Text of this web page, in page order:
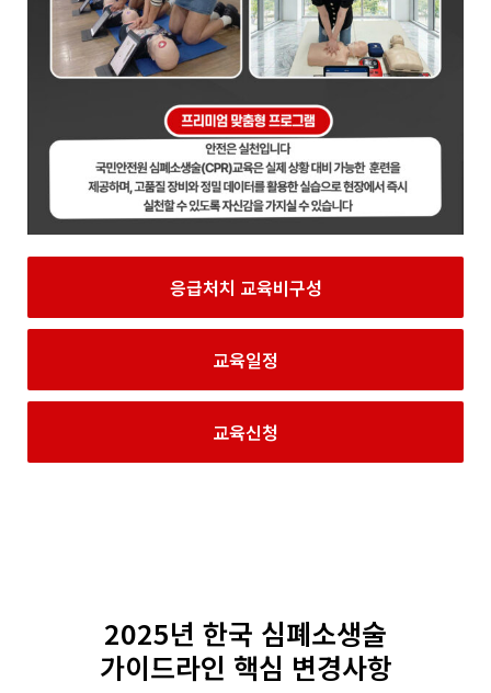
응급처치 교육비구성
교육일정
교육신청
2025년 한국 심폐소생술
가이드라인 핵심 변경사항